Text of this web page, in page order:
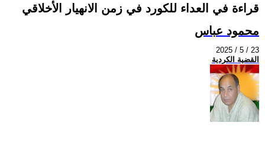
قراءة في العداء للكورد في زمن الانهيار الأخلاقي
محمود عباس
2025 / 5 / 23
القضية الكردية